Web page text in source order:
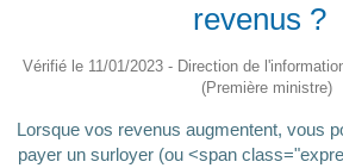
revenus ?
Vérifié le 11/01/2023 - Direction de
(Première ministre)
Lorsque vos revenus augmentent, vous
payer un surloyer (ou <span